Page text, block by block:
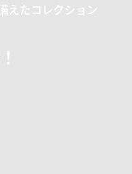
えたコレクション